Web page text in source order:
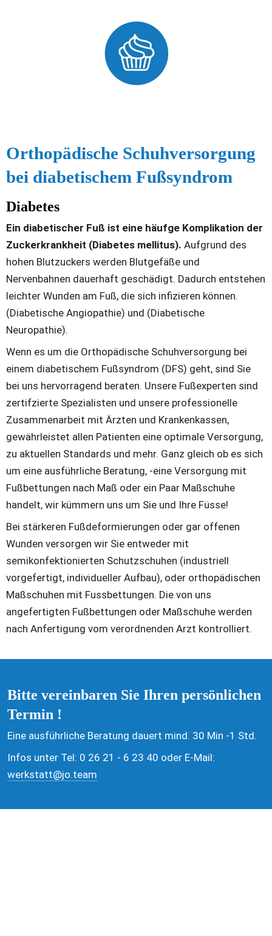
Orthopädische Schuhversorgung
bei diabetischem Fußsyndrom
Diabetes
Ein diabetischer Fuß ist eine häufge Komplikation der
Zuckerkrankheit (Diabetes mellitus). Aufgrund des
hohen Blutzuckers werden Blutgefäße und
Nervenbahnen dauerhaft geschädigt. Dadurch entstehen
leichter Wunden am Fuß, die sich infizieren können.
(Diabetische Angiopathie) und (Diabetische
Neuropathie).
Wenn es um die Orthopädische Schuhversorgung bei
einem diabetischem Fußsyndrom (DFS) geht, sind Sie
bei uns hervorragend beraten. Unsere Fußexperten sind
zertifzierte Spezialisten und unsere professionelle
Zusammenarbeit mit Ärzten und Krankenkassen,
gewährleistet allen Patienten eine optimale Versorgung,
zu aktuellen Standards und mehr. Ganz gleich ob es sich
um eine ausführliche Beratung, -eine Versorgung mit
Fußbettungen nach Maß oder ein Paar Maßschuhe
handelt, wir kümmern uns um Sie und Ihre Füsse!
Bei stärkeren Fußdeformierungen oder gar offenen
Wunden versorgen wir Sie entweder mit
semikonfektionierten Schutzschuhen (industriell
vorgefertigt, individueller Aufbau), oder orthopädischen
Maßschuhen mit Fussbettungen. Die von uns
angefertigten Fußbettungen oder Maßschuhe werden
nach Anfertigung vom verordnenden Arzt kontrolliert.
Bitte vereinbaren Sie Ihren persönlichen
Termin !
Eine ausführliche Beratung dauert mind. 30 Min -1 Std.
werkstatt@jo.team